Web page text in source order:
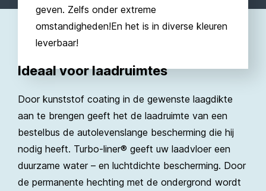
geven. Zelfs onder extreme
omstandigheden!En het is in diverse kleuren
leverbaar!
Ideaal voor laadruimtes
Door kunststof coating in de gewenste laagdikte
aan te brengen geeft het de laadruimte van een
bestelbus de autolevenslange bescherming die hij
nodig heeft. Turbo-liner® geeft uw laadvloer een
duurzame water – en luchtdichte bescherming. Door
de permanente hechting met de ondergrond wordt